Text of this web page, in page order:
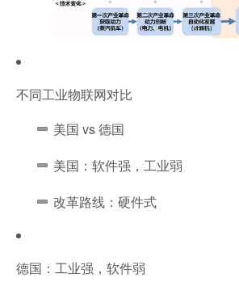
不同工业物联网对比
美国 vs 德国
美国：软件强，工业弱
改革路线：硬件式
德国：工业强，软件弱